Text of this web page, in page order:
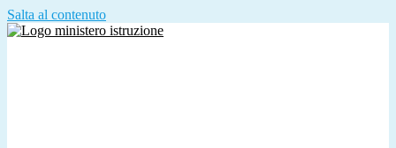
Salta al contenuto